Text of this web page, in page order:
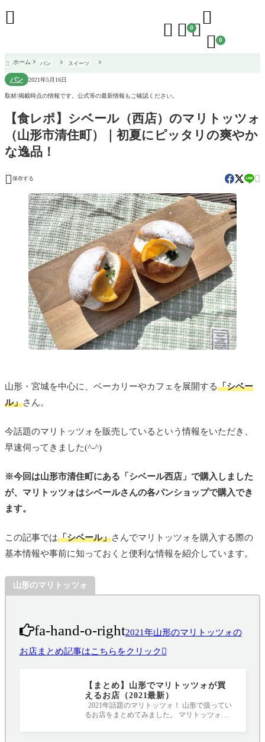
  0

 0

 ホーム パン スイーツ
パン 2021年5月16日
取材/掲載時点の情報です。公式等の最新情報もご確認ください。
【食レポ】シベール（西店）のマリトッツォ
（山形市清住町）｜初夏にピッタリの爽やか
な逸品！
 保存する 
山形・宮城を中心に、ベーカリーやカフェを展開する「シベー
ル」さん。
今話題のマリトッツォを販売しているという情報をいただき、
早速伺ってきました(^-^)
※今回は山形市清住町にある「シベール西店」で購入しました
が、マリトッツォはシベールさんの各パンショップで購入でき
ます。
この記事では「シベール」さんでマリトッツォを購入する際の
基本情報や事前に知っておくと便利な情報を紹介しています。
山形のマリトッツォ
fa-hand-o-right2021年山形のマリトッツォの
お店まとめ記事はこちらをクリック
【まとめ】山形でマリトッツォが買
えるお店（2021最新）
2021年話題のマリトッツォ！ 山形で扱ってい
るお店をまとめてみました。 マリトッツォと